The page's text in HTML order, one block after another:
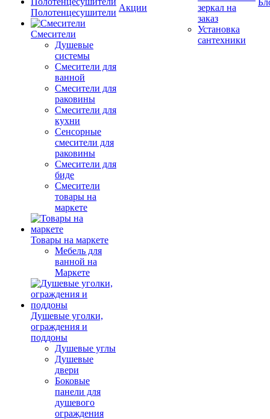
Полотенцесушители
Смесители
Душевые
системы
Смесители для
ванной
Смесители для
раковины
Смесители для
кухни
Сенсорные
смесители для
раковины
Смесители для
биде
Смесители
товары на
маркете
Товары на маркете
Мебель для
ванной на
Маркете
Душевые уголки,
ограждения и
поддоны
Душевые углы
Душевые
двери
Боковые
панели для
душевого
ограждения
Акции
зеркал на
заказ
Установка
сантехники